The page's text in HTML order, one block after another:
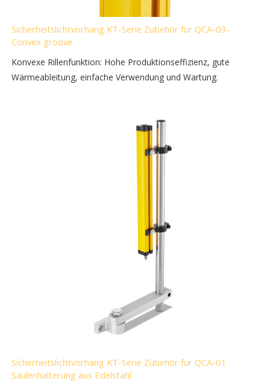
Sicherheitslichtvorhang KT-Serie Zubehör für QCA-03-
Convex groove
Konvexe Rillenfunktion: Hohe Produktionseffizienz, gute
Wärmeableitung, einfache Verwendung und Wartung.
Sicherheitslichtvorhang KT-Serie Zubehör für QCA-01
Säulenhalterung aus Edelstahl